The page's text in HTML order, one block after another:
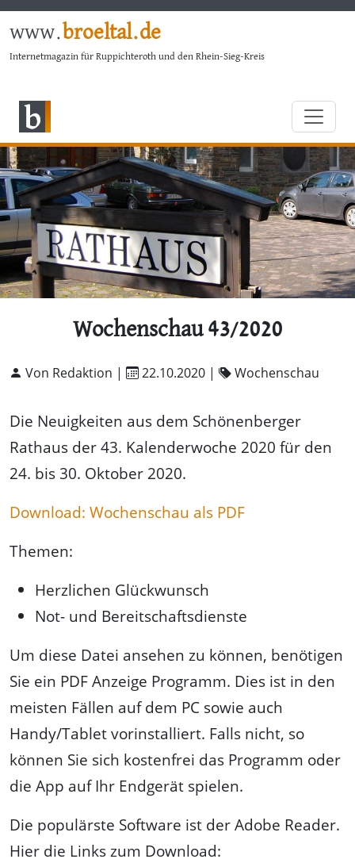
www.broeltal.de
Internetmagazin für Ruppichteroth und den Rhein-Sieg-Kreis
Wochenschau 43/2020
Von Redaktion | 22.10.2020 | Wochenschau
Die Neuigkeiten aus dem Schönenberger
Rathaus der 43. Kalenderwoche 2020 für den
24. bis 30. Oktober 2020.
Download: Wochenschau als PDF
Themen:
Herzlichen Glückwunsch
Not- und Bereitschaftsdienste
Um diese Datei ansehen zu können, benötigen
Sie ein PDF Anzeige Programm. Dies ist in den
meisten Fällen auf dem PC sowie auch
Handy/Tablet vorinstalliert. Falls nicht, so
können Sie sich kostenfrei das Programm oder
die App auf Ihr Endgerät spielen.
Die populärste Software ist der Adobe Reader.
Hier die Links zum Download: